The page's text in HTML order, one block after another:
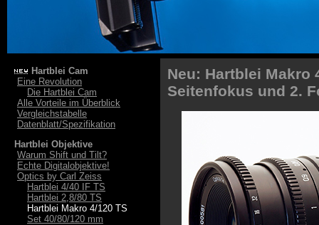
Hartblei Cam
Eine Revolution
Die Hartblei Cam
Alle Vorteile im Überblick
Vergleichstabelle
Datenblatt/Spezifikation
Hartblei Objektive
Warum Shift und Tilt?
Echte Digitalobjektive!
Optics by Carl Zeiss
Hartblei 4/40 IF TS
Hartblei 2,8/80 TS
Hartblei Makro 4/120 TS
Set 40/80/120 mm
Neu: Hartblei Makro
Seitenfokus und 2.